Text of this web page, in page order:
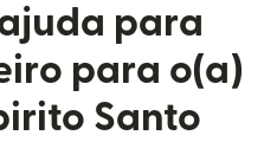
para
para o(a)
Santo